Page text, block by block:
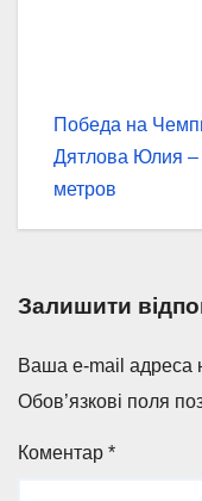
записів
Победа на
Дятлова Юлия
метров
Залишити
Ваша e-mail адреса
Обов’язкові поля
Коментар *